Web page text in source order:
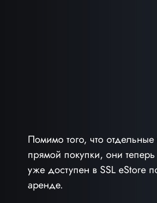
Помимо того, что
прямой покупки, они
уже доступен в SSL eStore
аренде.